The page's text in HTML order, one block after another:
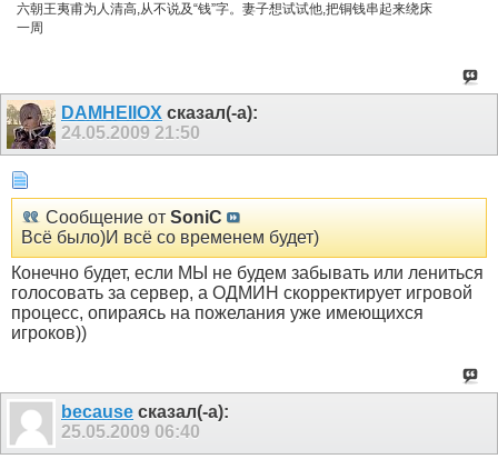
六朝王夷甫为人清高,从不说及“钱”字。妻子想试试他,把铜钱串起来绕床
一周
DAMHEIIOX сказал(-а):
24.05.2009 21:50
Сообщение от SoniC
Всё было)И всё со временем будет)
Конечно будет, если МЫ не будем забывать или лениться
голосовать за сервер, а ОДМИН скорректирует игровой
процесс, опираясь на пожелания уже имеющихся
игроков))
because сказал(-а):
25.05.2009 06:40